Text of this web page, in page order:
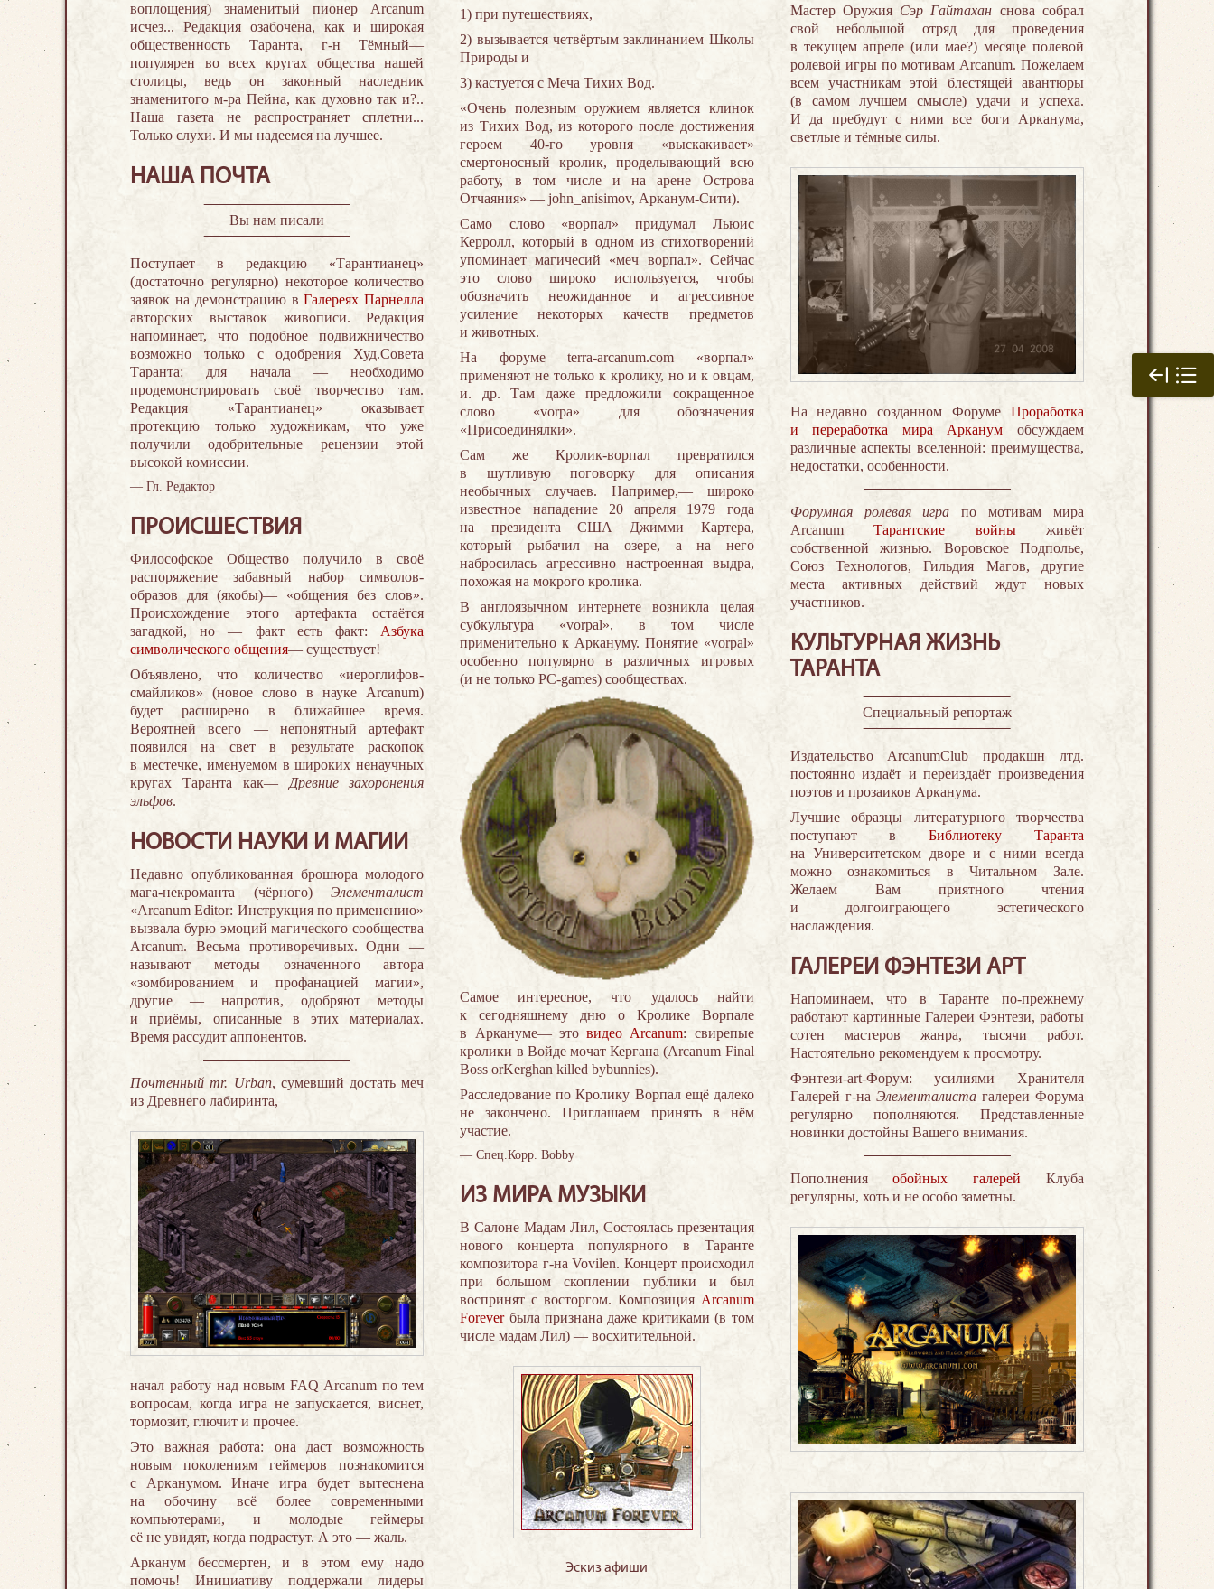
воплощения) знаменитый пионер Arcanum
исчез... Редакция озабочена, как и широкая
общественность Таранта, г-н Тёмный—
популярен во всех кругах общества нашей
столицы, ведь он законный наследник
знаменитого м-ра Пейна, как духовно так и?..
Наша газета не распространяет сплетни...
Только слухи. И мы надеемся на лучшее.
НАША ПОЧТА
Вы нам писали
Поступает в редакцию «Тарантианец»
(достаточно регулярно) некоторое количество
заявок на демонстрацию вГалереях Парнелла
авторских выставок живописи. Редакция
напоминает, что подобное подвижничество
возможно только с одобрения Худ.Совета
Таранта: для начала — необходимо
продемонстрировать своё творчество там.
Редакция «Тарантианец» оказывает
протекцию только художникам, что уже
получили одобрительные рецензии этой
высокой комиссии.
— Гл. Редактор
ПРОИСШЕСТВИЯ
Философское Общество получило в своё
распоряжение забавный набор символов-
образов для (якобы)— «общения без слов».
Происхождение этого артефакта остаётся
загадкой, но — факт есть факт: Азбука
символического общения— существует!
Объявлено, что количество «иероглифов-
смайликов» (новое слово в науке Arcanum)
будет расширено в ближайшее время.
Вероятней всего — непонятный артефакт
появился на свет в результате раскопок
в местечке, именуемом в широких ненаучных
кругах Таранта как— Древние захоронения
эльфов.
НОВОСТИ НАУКИ И МАГИИ
Недавно опубликованная брошюра молодого
мага-некроманта (чёрного)Элементалист
«Arcanum Editor: Инструкция по применению»
вызвала бурю эмоций магического сообщества
Arcanum. Весьма противоречивых. Одни —
называют методы означенного автора
«зомбированием и профанацией магии»,
другие — напротив, одобряют методы
и приёмы, описанные в этих материалах.
Время рассудит аппонентов.
Почтенный mr. Urban, сумевший достать меч
из Древнего лабиринта,
начал работу над новым FAQ Arcanum по тем
вопросам, когда игра не запускается, виснет,
тормозит, глючит и прочее.
Это важная работа: она даст возможность
новым поколениям геймеров познакомится
с Арканумом. Иначе игра будет вытеснена
на обочину всё более современными
компьютерами, и молодые геймеры
её не увидят, когда подрастут. А это — жаль.
Арканум бессмертен, и в этом ему надо
помочь! Инициативу поддержали лидеры
1) при путешествиях,
2) вызывается четвёртым заклинанием Школы
Природы и
3) кастуется с Меча Тихих Вод.
«Очень полезным оружием является клинок
из Тихих Вод, из которого после достижения
героем 40-го уровня «выскакивает»
смертоносный кролик, проделывающий всю
работу, в том числе и на арене Острова
Отчаяния» — john_anisimov, Арканум-Сити).
Само слово «ворпал» придумал Льюис
Керролл, который в одном из стихотворений
упоминает магичесий «меч ворпал». Сейчас
это слово широко используется, чтобы
обозначить неожиданное и агрессивное
усиление некоторых качеств предметов
и животных.
На форуме terra-arcanum.com «ворпал»
применяют не только к кролику, но и к овцам,
и. др. Там даже предложили сокращенное
слово «vorpa» для обозначения
«Присоединялки».
Сам же Кролик-ворпал превратился
в шутливую поговорку для описания
необычных случаев. Например,— широко
известное нападение 20 апреля 1979 года
на президента США Джимми Картера,
который рыбачил на озере, а на него
набросилась агрессивно настроенная выдра,
похожая на мокрого кролика.
В англоязычном интернете возникла целая
субкультура «vorpal», в том числе
применительно к Аркануму. Понятие «vorpal»
особенно популярно в различных игровых
(и не только PC-games) сообществах.
Самое интересное, что удалось найти
к сегодняшнему дню о Кролике Ворпале
в Аркануме— этовидео Arcanum: свирепые
кролики в Войде мочат Кергана (Arcanum Final
Boss orKerghan killed bybunnies).
Расследование по Кролику Ворпал ещё далеко
не закончено. Приглашаем принять в нём
участие.
— Спец.Корр. Bobby
ИЗ МИРА МУЗЫКИ
В Салоне Мадам Лил, Состоялась презентация
нового концерта популярного в Таранте
композитора г-на Vovilen. Концерт происходил
при большом скоплении публики и был
воспринят с восторгом. Композиция Arcanum
Foreverбыла признана даже критиками (в том
числе мадам Лил) — восхитительной.
Эскиз афиши
Мастер Оружия Сэр Гайтахан снова собрал
свой небольшой отряд для проведения
в текущем апреле (или мае?) месяце полевой
ролевой игры по мотивам Arcanum. Пожелаем
всем участникам этой блестящей авантюры
(в самом лучшем смысле) удачи и успеха.
И да пребудут с ними все боги Арканума,
светлые и тёмные силы.
На недавно созданном Форуме Проработка
и переработка мира Арканум обсуждаем
различные аспекты вселенной: преимущества,
недостатки, особенности.
Форумная ролевая игра по мотивам мира
ArcanumТарантские войныживёт
собственной жизнью. Воровское Подполье,
Союз Технологов, Гильдия Магов, другие
места активных действий ждут новых
участников.
КУЛЬТУРНАЯ ЖИЗНЬ
ТАРАНТА
Специальный репортаж
Издательство ArcanumClub продакшн лтд.
постоянно издаёт и переиздаёт произведения
поэтов и прозаиков Арканума.
Лучшие образцы литературного творчества
поступают вБиблиотеку Таранта
на Университетском дворе и с ними всегда
можно ознакомиться в Читальном Зале.
Желаем Вам приятного чтения
и долгоиграющего эстетического
наслаждения.
ГАЛЕРЕИ ФЭНТЕЗИ АРТ
Напоминаем, что в Таранте по-прежнему
работают картинные Галереи Фэнтези, работы
сотен мастеров жанра, тысячи работ.
Настоятельно рекомендуем к просмотру.
Фэнтези-art-Форум: усилиями Хранителя
Галерей г-на Элементалистагалереи Форума
регулярно пополняются. Представленные
новинки достойны Вашего внимания.
Пополненияобойных галерей Клуба
регулярны, хоть и не особо заметны.